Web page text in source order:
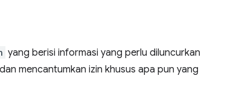
yang berisi informasi yang perlu diluncurkan
mencantumkan izin khusus apa pun yang